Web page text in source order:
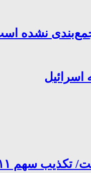
نشده
اسرائیل
درصدی ایران از خزر